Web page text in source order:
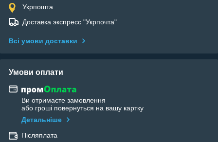
Укрпошта
Доставка экспресс "Укрпочта"
Всі умови доставки
Умови оплати
Ви отримаєте замовлення
або гроші повернуться на вашу картку
Детальніше
Післяплата